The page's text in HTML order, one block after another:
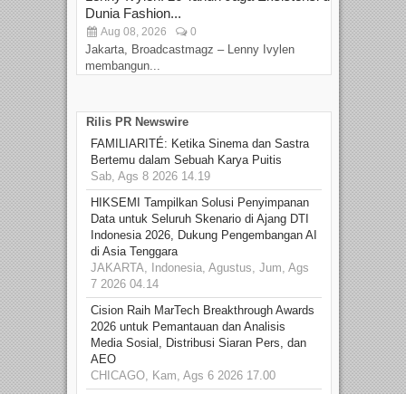
Dunia Fashion...
Aug 08, 2026 0
Jakarta, Broadcastmagz – Lenny Ivylen
membangun...
Rilis PR Newswire
FAMILIARITÉ: Ketika Sinema dan Sastra
Bertemu dalam Sebuah Karya Puitis
Sab, Ags 8 2026 14.19
HIKSEMI Tampilkan Solusi Penyimpanan
Data untuk Seluruh Skenario di Ajang DTI
Indonesia 2026, Dukung Pengembangan AI
di Asia Tenggara
JAKARTA, Indonesia, Agustus, Jum, Ags
7 2026 04.14
Cision Raih MarTech Breakthrough Awards
2026 untuk Pemantauan dan Analisis
Media Sosial, Distribusi Siaran Pers, dan
AEO
CHICAGO, Kam, Ags 6 2026 17.00